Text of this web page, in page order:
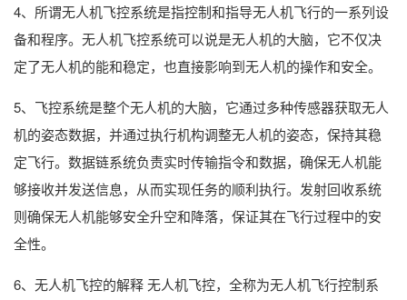
4、所谓无人机飞控系统是指控制和指导无人机飞行的一系列设
备和程序。无人机飞控系统可以说是无人机的大脑，它不仅决
定了无人机的能和稳定，也直接影响到无人机的操作和安全。
5、飞控系统是整个无人机的大脑，它通过多种传感器获取无人
机的姿态数据，并通过执行机构调整无人机的姿态，保持其稳
定飞行。数据链系统负责实时传输指令和数据，确保无人机能
够接收并发送信息，从而实现任务的顺利执行。发射回收系统
则确保无人机能够安全升空和降落，保证其在飞行过程中的安
全性。
6、无人机飞控的解释 无人机飞控，全称为无人机飞行控制系